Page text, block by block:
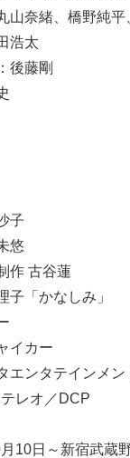
山奈緒、橋野純
浩太
後藤剛
子
悠
作 古谷蓮
子「かなしみ」
イカー
エンタテインメン
レオ／DCP
10日～新宿武蔵